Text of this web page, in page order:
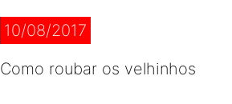
10/08/2017
Como roubar os velhinhos